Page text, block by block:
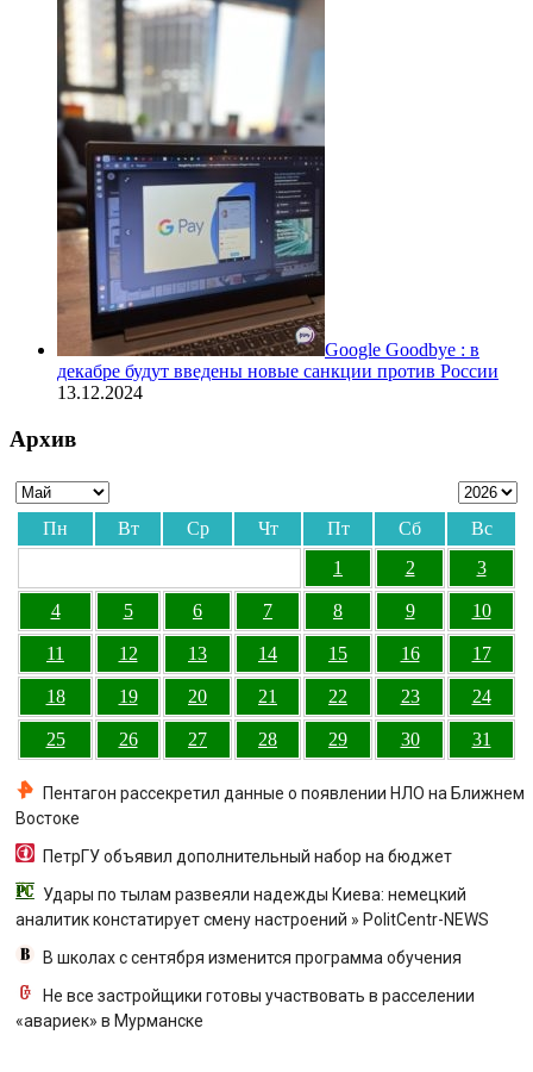
Google Goodbye : в
декабре будут введены новые санкции против России
13.12.2024
Архив
Пн Вт Ср Чт Пт Сб
Вс
1
2 3
4 5 6 7 8 9 10
11 12 13 14 15 16 17
18 19 20 21 22 23 24
25 26 27 28 29 30 31
Пентагон рассекретил данные о появлении НЛО на Ближнем
Востоке
ПетрГУ объявил дополнительный набор на бюджет
Удары по тылам развеяли надежды Киева: немецкий
аналитик констатирует смену настроений » PolitCentr-NEWS
В школах с сентября изменится программа обучения
Не все застройщики готовы участвовать в расселении
«авариек» в Мурманске